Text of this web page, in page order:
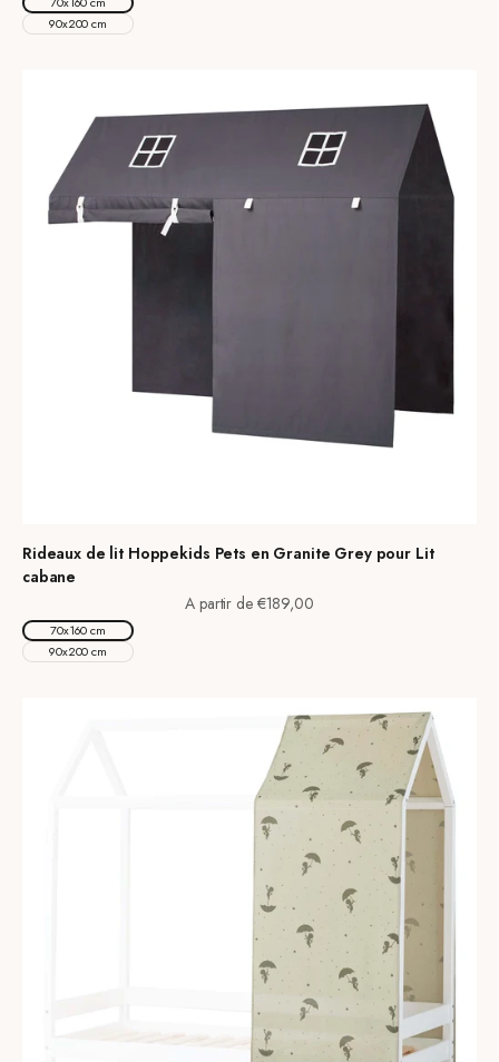
90x200 cm
Rideaux de lit Hoppekids Pets en Granite Grey pour Lit
cabane
Prix de vente
A partir de €189,00
70x160 cm
90x200 cm